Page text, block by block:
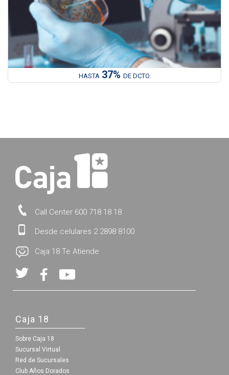
HASTA 37% DE DCTO.
Call Center 600 718 18 18
Desde celulares 2 2898 8100
Caja 18 Te Atiende
Caja 18
Sobre Caja 18
Sucursal Virtual
Red de Sucursales
Club Años Dorados